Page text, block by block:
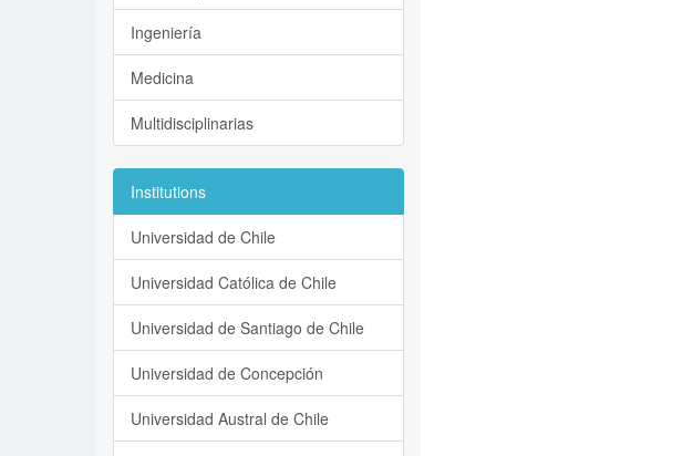
Ingeniería
Medicina
Multidisciplinarias
Institutions
Universidad de Chile
Universidad Católica de Chile
Universidad de Santiago de Chile
Universidad de Concepción
Universidad Austral de Chile